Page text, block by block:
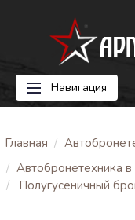
Навигация
Главная
Автобронетехника
Полугусеничный